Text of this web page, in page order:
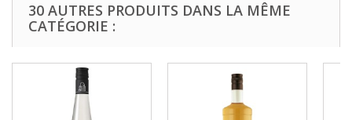
30 AUTRES PRODUITS DANS LA MÊME
CATÉGORIE :